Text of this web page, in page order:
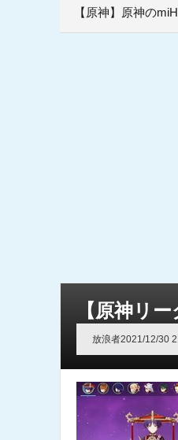
【原神】原神の
【原神リ
放浪者2021/12/30